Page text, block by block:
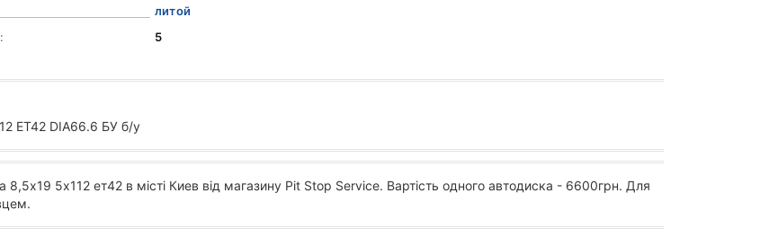
литой
5
ET42 DIA66.6 БУ б/у
5х112 ет42 в місті Киев від магазину Pit Stop Service. Вартість одного автодиска - 6600грн. Для